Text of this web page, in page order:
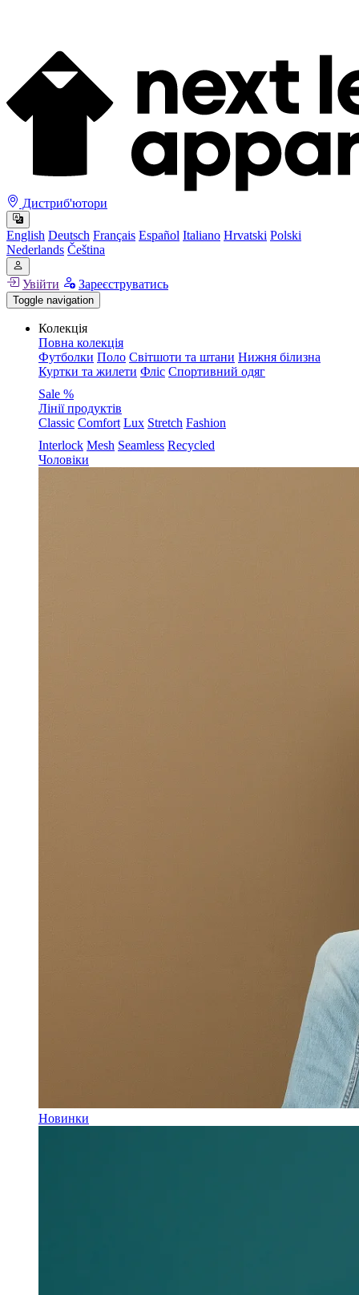
Дистриб'ютори
English Deutsch Français Español Italiano Hrvatski Polski
Nederlands Čeština
Увійти Зареєструватись
Toggle navigation
Колекція
Повна колекція
Футболки Поло Світшоти та штани Нижня білизна
Куртки та жилети Фліс Спортивний одяг
Sale %
Лінії продуктів
Classic Comfort Lux Stretch Fashion
Interlock Mesh Seamless Recycled
Чоловіки
Новинки